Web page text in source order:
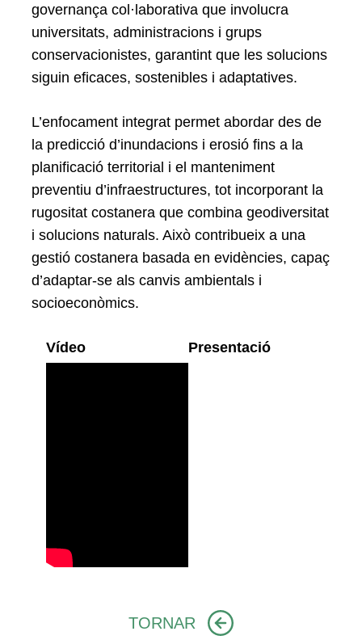
governança col·laborativa que involucra
universitats, administracions i grups
conservacionistes, garantint que les solucions
siguin eficaces, sostenibles i adaptatives.
L’enfocament integrat permet abordar des de
la predicció d’inundacions i erosió fins a la
planificació territorial i el manteniment
preventiu d’infraestructures, tot incorporant la
rugositat costanera que combina geodiversitat
i solucions naturals. Això contribueix a una
gestió costanera basada en evidències, capaç
d’adaptar-se als canvis ambientals i
socioeconòmics.
Vídeo Presentació
TORNAR